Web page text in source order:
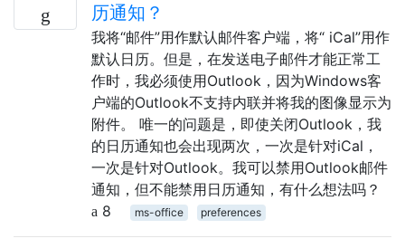
历通知？
我将“邮件”用作默认邮件客户端，将“ iCal”用作
默认日历。但是，在发送电子邮件才能正常工
作时，我必须使用Outlook，因为Windows客
户端的Outlook不支持内联并将我的图像显示为
附件。 唯一的问题是，即使关闭Outlook，我
的日历通知也会出现两次，一次是针对iCal，
一次是针对Outlook。我可以禁用Outlook邮件
通知，但不能禁用日历通知，有什么想法吗？
8
ms-office preferences